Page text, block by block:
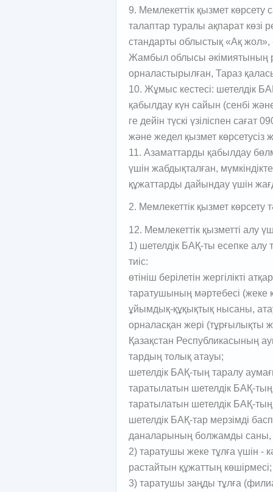
9. Мемлекеттік қызмет көрсету
талаптар туралы ақпарат көзі
стандарты облыстық «Ақ жол»,
Жамбыл облысы әкімиятының
орналастырылған, Тараз
10. Жұмыс кестесі: шетелдік
қабылдау күн сайын (сенбі
ге дейін түскі үзіліспен
және жедел қызмет көрсетусіз
11. Азаматтарды қабылдау
үшін жабдықталған,
құжаттарды дайындау үшін
2. Мемлекеттік қызмет көрсету
12. Мемлекеттік қызметті алу
1) шетелдік БАҚ-ты есепке алу
тиіс:
өтініш берілетін жергілікті
таратушының мәртебесі (жеке
ұйымдық-құқықтық нысаны,
орналасқан жері (тұрғылықты
Қазақстан Республикасының
тардың толық атауы;
шетелдік БАҚ-тың таралу
таратылатын шетелдік БАҚ-тың
таратылатын шетелдік БАҚ-тың
шетелдік БАҚ-тар мерзімді
даналарының болжамды саны,
2) таратушы жеке тұлға үшін -
растайтын құжаттың көшірмесі;
3) таратушы заңды тұлға